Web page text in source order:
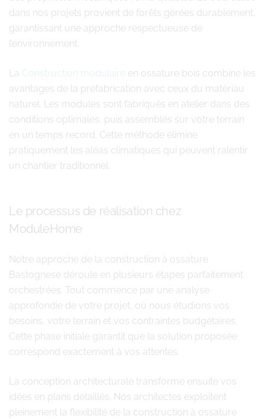
dans nos projets provient de forêts gérées durablement,
garantissant une approche respectueuse de
l’environnement.
La Construction modulaire en ossature bois combine les
avantages de la préfabrication avec ceux du matériau
naturel. Les modules sont fabriqués en atelier dans des
conditions optimales, puis assemblés sur votre terrain
en un temps record. Cette méthode élimine
pratiquement les aléas climatiques qui peuvent ralentir
un chantier traditionnel.
Le processus de réalisation chez
ModuleHome
Notre approche de la construction à ossature
Bastognese déroule en plusieurs étapes parfaitement
orchestrées. Tout commence par une analyse
approfondie de votre projet, où nous étudions vos
besoins, votre terrain et vos contraintes budgétaires.
Cette phase initiale garantit que la solution proposée
correspond exactement à vos attentes.
La conception architecturale transforme ensuite vos
idées en plans détaillés. Nos architectes exploitent
pleinement la flexibilité de la construction à ossature